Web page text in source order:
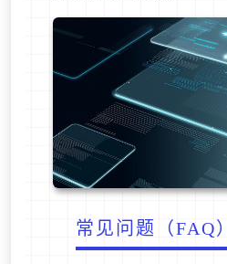
常见问题（FAQ）